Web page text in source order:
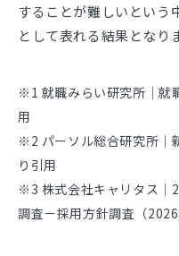
することが難しいという
として表れる結果となり
※1 就職みらい研究所｜就
用
※2 パーソル総合研究所｜
り引用
※3 株式会社キャリタス｜
調査－採用方針調査（